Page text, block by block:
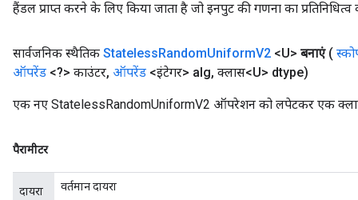
हैंडल प्राप्त करने के लिए किया जाता है जो इनपुट की गणना का प्रतिनिधित्व
सार्वजनिक स्थैतिक StatelessRandomUniformV2 <U> बनाएं (
ऑपरेंड <?> काउंटर, ऑपरेंड <इंटेगर> alg, क्लास<U> dtype)
एक नए StatelessRandomUniformV2 ऑपरेशन को लपेटकर एक क्लास
पैरामीटर
दायरा वर्तमान दायरा